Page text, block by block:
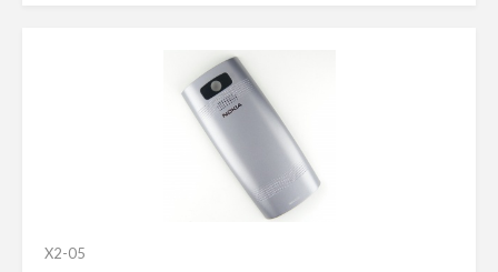
X2-05